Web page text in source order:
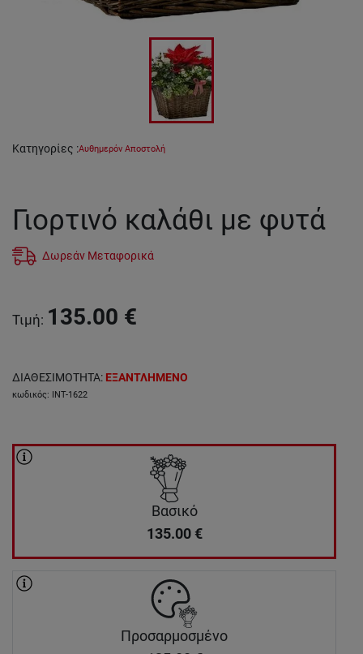
Κατηγορίες :Αυθημερόν Αποστολή
Γιορτινό καλάθι με φυτά
Δωρεάν Μεταφορικά
Τιμή: 135.00 €
ΔΙΑΘΕΣΙΜΟΤΗΤΑ: ΕΞΑΝΤΛΗΜΕΝΟ
κωδικός: INT-1622
Βασικό
135.00 €
Προσαρμοσμένο